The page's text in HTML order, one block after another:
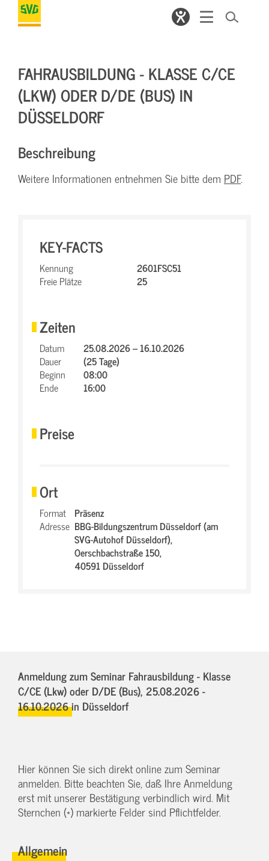
FAHRAUSBILDUNG - KLASSE C/CE
(LKW) ODER D/DE (BUS) IN
DÜSSELDORF
Beschreibung
Weitere Informationen entnehmen Sie bitte dem PDF.
KEY-FACTS
Kennung
2601FSC51
Freie Plätze
25
Zeiten
Datum
25.08.2026 – 16.10.2026
Dauer
(25 Tage)
Beginn
08:00
Ende
16:00
Preise
Ort
Format Präsenz
Adresse BBG-Bildungszentrum Düsseldorf (am
SVG-Autohof Düsseldorf),
Oerschbachstraße 150,
40591 Düsseldorf
Anmeldung zum Seminar Fahrausbildung - Klasse
C/CE (Lkw) oder D/DE (Bus), 25.08.2026 -
16.10.2026in Düsseldorf
Hier können Sie sich direkt online zum Seminar
anmelden. Bitte beachten Sie, daß Ihre Anmeldung
erst mit unserer Bestätigung verbindlich wird. Mit
Sternchen (*) markierte Felder sind Pflichtfelder.
Allgemein